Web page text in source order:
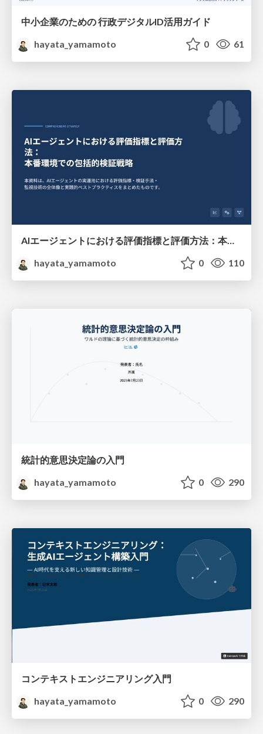
中小企業のための 行政デジタルID活用ガイド
hayata_yamamoto
0 61
AIエージェントにおける評価指標と評価方法：本番環境での包括的検証戦略
hayata_yamamoto
0 110
統計的意思決定論の入門
hayata_yamamoto
0 290
コンテキストエンジニアリング入門
hayata_yamamoto
0 290